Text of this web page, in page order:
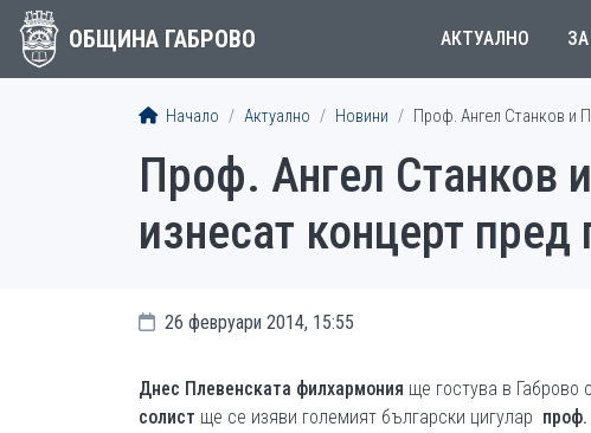
ОБЩИНА ГАБРОВО АКТУАЛНО
Начало Актуално Новини Проф. Ангел Станков и
Проф. Ангел Станков
изнесат концерт пред
26 февруари 2014, 15:55
Днес Плевенската филхармония ще гостува в Габрово
солист ще се изяви големият български цигулар проф.